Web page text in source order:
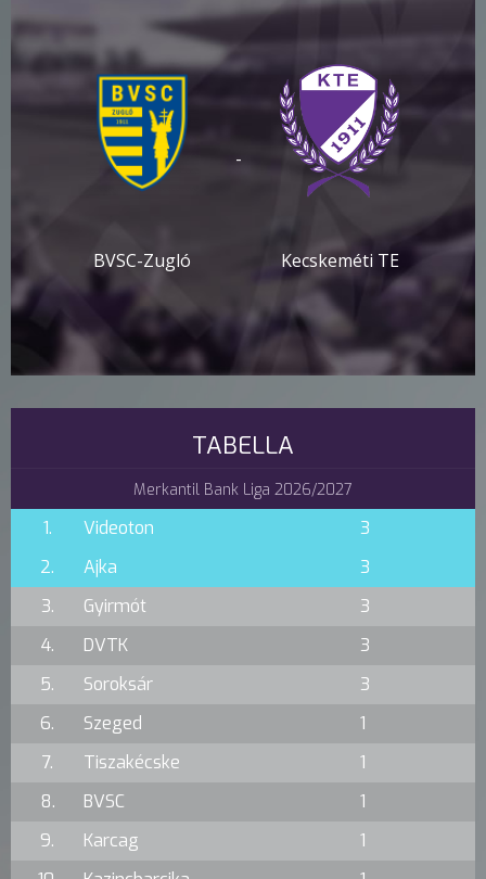
BVSC-Zugló
-
Kecskeméti TE
TABELLA
Merkantil Bank Liga 2026/2027
1. Videoton
3
2.
Ajka
3
3.
Gyirmót
3
4.
DVTK
3
5.
Soroksár
3
6.
Szeged
1
7.
Tiszakécske
1
8.
BVSC
1
9.
Karcag
1